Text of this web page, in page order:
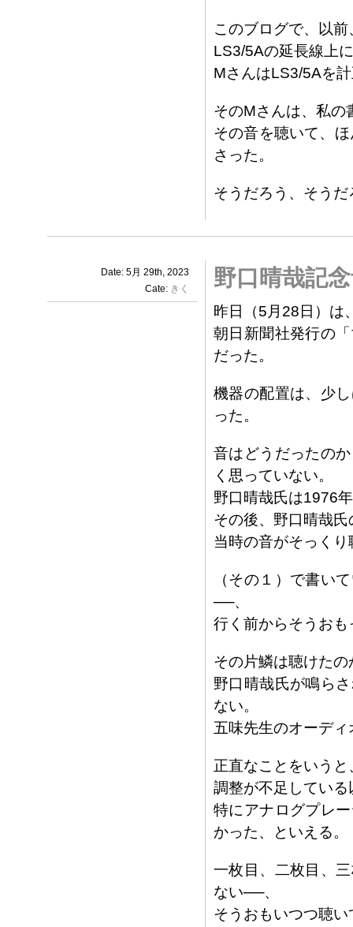
このブログで、以
LS3/5Aの延長線上
MさんはLS3/5Aを
そのMさんは、私の
その音を聴いて、
さった。
そうだろう、そう
Date: 5月 29th, 2023
Cate: きく 野口晴哉記
昨日（5月28日）は
朝日新聞社発行の
だった。
機器の配置は、少
った。
音はどうだったの
く思っていない。
野口晴哉氏は1976
その後、野口晴哉
当時の音がそっく
（その１）で書い
──、
行く前からそうおも
その片鱗は聴けたの
野口晴哉氏が鳴ら
ない。
五味先生のオーデ
正直なことをいう
調整が不足している
特にアナログプレ
かった、といえる。
一枚目、二枚目、
ない──、
そうおもいつつ聴い